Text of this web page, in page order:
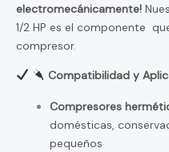
electromecánicamente!
1/2 HP es el componente
compresor.
Compatibilidad y
Compresores
domésticas,
pequeños